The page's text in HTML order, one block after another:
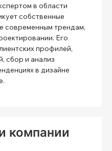
в области
собственные
современным трендам,
Его
профилей,
сбор и анализ
в дизайне
компании